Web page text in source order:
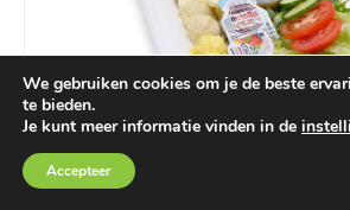
Lunch de luxe
We gebruiken cookies om je de beste
te bieden.
Je kunt meer informatie vinden in de
Accepteer